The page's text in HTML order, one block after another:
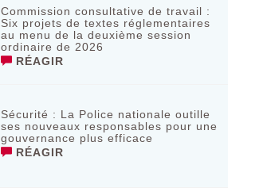
Commission consultative de travail :
Six projets de textes réglementaires
au menu de la deuxième session
ordinaire de 2026
RÉAGIR
Sécurité : La Police nationale outille
ses nouveaux responsables pour une
gouvernance plus efficace
RÉAGIR